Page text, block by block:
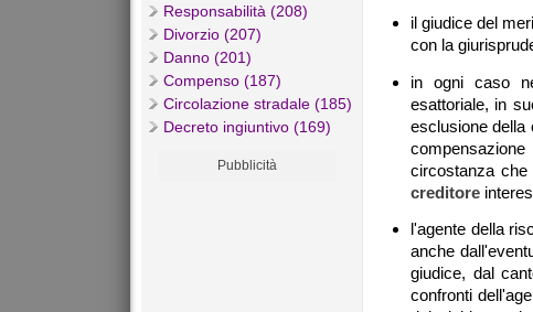
Responsabilità (208)
Divorzio (207)
Danno (201)
Compenso (187)
Circolazione stradale (185)
Decreto ingiuntivo (169)
Pubblicità
il giudice del
con la
in ogni caso
esattoriale, in
esclusione della
circostanza che
creditore
l'agente della
anche
giudice, dal
confronti